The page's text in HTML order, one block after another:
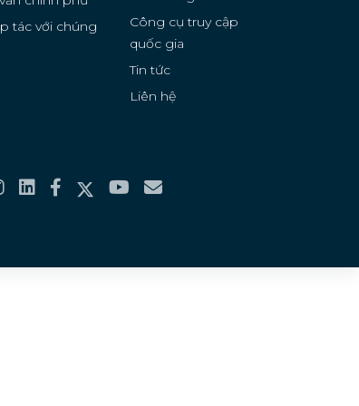
tác với chúng
Công cụ truy cập
quốc gia
Tin tức
Liên hệ